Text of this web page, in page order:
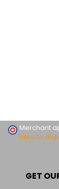
GET
Merchant
here to